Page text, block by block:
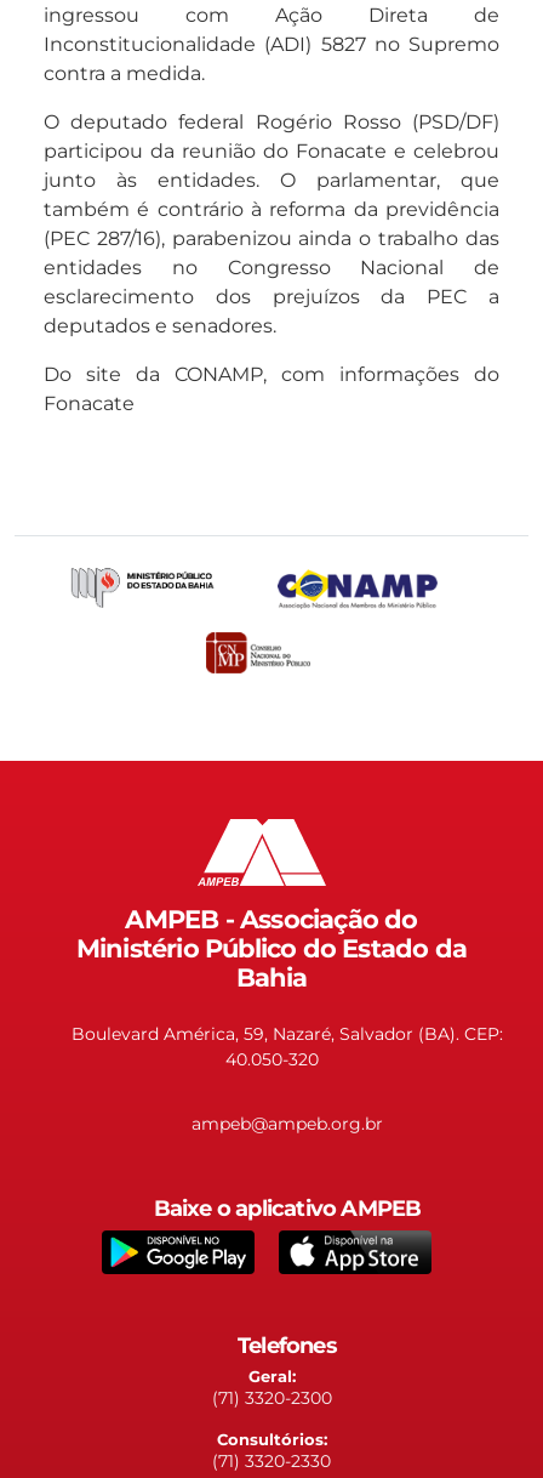
ingressou com Ação Direta de
Inconstitucionalidade (ADI) 5827 no Supremo
contra a medida.
O deputado federal Rogério Rosso (PSD/DF)
participou da reunião do Fonacate e celebrou
junto às entidades. O parlamentar, que
também é contrário à reforma da previdência
(PEC 287/16), parabenizou ainda o trabalho das
entidades no Congresso Nacional de
esclarecimento dos prejuízos da PEC a
deputados e senadores.
Do site da CONAMP, com informações do
Fonacate
AMPEB - Associação do
Ministério Público do Estado da
Bahia
Boulevard América, 59, Nazaré, Salvador (BA). CEP:
40.050-320
ampeb@ampeb.org.br
Baixe o aplicativo AMPEB
Telefones
Geral:
(71) 3320-2300
Consultórios:
(71) 3320-2330